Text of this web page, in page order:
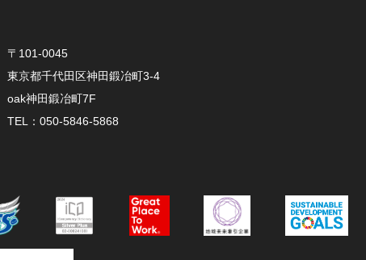
〒101-0045
東京都千代田区神田鍛冶町3-4
oak神田鍛冶町7F
TEL：050-5846-5868